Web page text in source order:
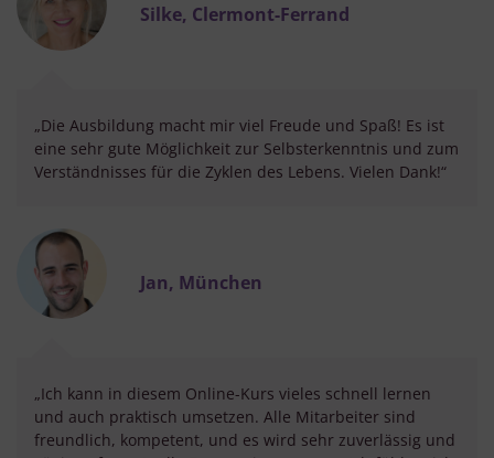
Silke, Clermont-Ferrand
„Die Ausbildung macht mir viel Freude und Spaß! Es ist
eine sehr gute Möglichkeit zur Selbsterkenntnis und zum
Verständnisses für die Zyklen des Lebens. Vielen Dank!“
Jan, München
„Ich kann in diesem Online-Kurs vieles schnell lernen
und auch praktisch umsetzen. Alle Mitarbeiter sind
freundlich, kompetent, und es wird sehr zuverlässig und